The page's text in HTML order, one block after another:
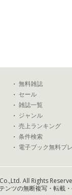
無料雑誌
セール
雑誌一覧
ジャンル
売上ランキング
条件検索
電子ブック無料プ
All Rights
ツの無断複写・転載・